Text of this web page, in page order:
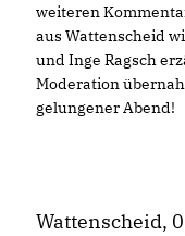
weiteren
aus Wattenscheid
und Inge Ragsch
Moderation
gelungener Abend!
Wattenscheid,